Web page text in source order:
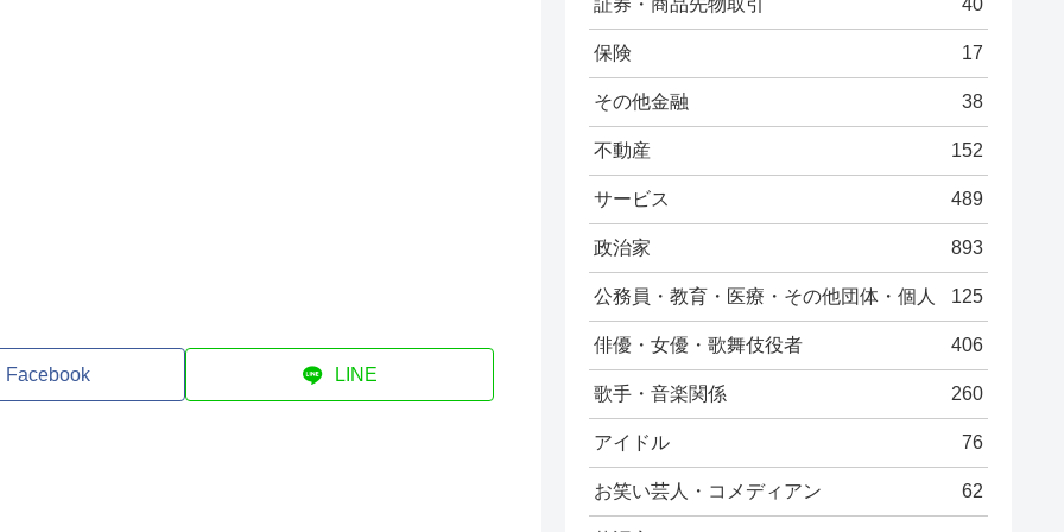
Facebook LINE
保険 17
その他金融 38
不動産 152
サービス 489
政治家 893
公務員・教育・医療・その他団体・個人 125
俳優・女優・歌舞伎役者 406
歌手・音楽関係 260
アイドル 76
お笑い芸人・コメディアン 62